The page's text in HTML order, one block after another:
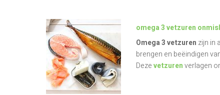
omega 3 vetzuren
Omega 3 vetzuren zijn in
brengen en beëindigen
Dezevetzurenverlagen